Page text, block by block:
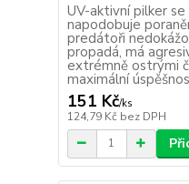
UV-aktivní pilker
napodobuje
predátoři
propadá, má
extrémně ostrými
maximální
151 Kč/ks
124,79 Kč bez DPH